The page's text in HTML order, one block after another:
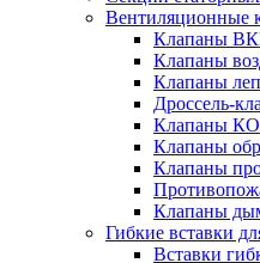
Вентиляционные
Клапаны
Клапаны
Клапаны
Дроссель-
Клапаны
Клапаны
Клапаны
Клапаны
Гибкие вставки
Вставки